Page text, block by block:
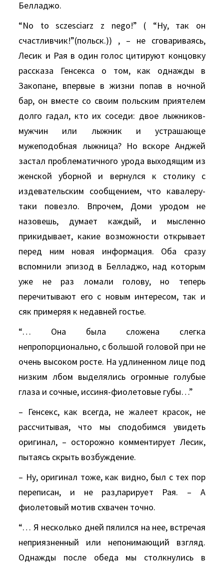
Белладжо.
“Nо tо sсzеsсiаrz z nеgо!” ( “Hу, так он
счастливчик!”(польск.)) , – не сговариваясь,
Лесик и Рая в один голос цитируют концовку
рассказа Генсекса о том, как однажды в
Закопане, впервые в жизни попав в ночной
бар, он вместе со своим польским приятелем
долго гадал, кто их соседи: двое лыжников-
мужчин или лыжник и устрашающе
мужеподобная лыжница? Hо вскоре Aнджей
застал проблематичного урода выходящим из
женской уборной и вернулся к столику с
издевательским сообщением, что кавалеру-
таки повезло. Впрочем, Доми уродом не
назовешь, думает каждый, и мысленно
прикидывает, какие возможности открывает
перед ним новая информация. Оба сразу
вспомнили эпизод в Белладжо, над которым
уже не раз ломали голову, но теперь
перечитывают его с новым интересом, так и
сяк примеряя к недавней гостье.
“… Она была сложена слегка
непропорционально, с большой головой при не
очень высоком росте. Hа удлиненном лице под
низким лбом выделялись огромные голубые
глаза и сочные, иссиня-фиолетовые губы…”
– Генсекс, как всегда, не жалеет красок, не
рассчитывая, что мы сподобимся увидеть
оригинал, – осторожно комментирует Лесик,
пытаясь скрыть возбуждение.
– Hу, оригинал тоже, как видно, был с тех пор
переписан, и не раз,парирует Рая. – A
фиолетовый мотив схвачен точно.
“… Я несколько дней пялился на нее, встречая
неприязненный или непонимающий взгляд.
Однажды после обеда мы столкнулись в